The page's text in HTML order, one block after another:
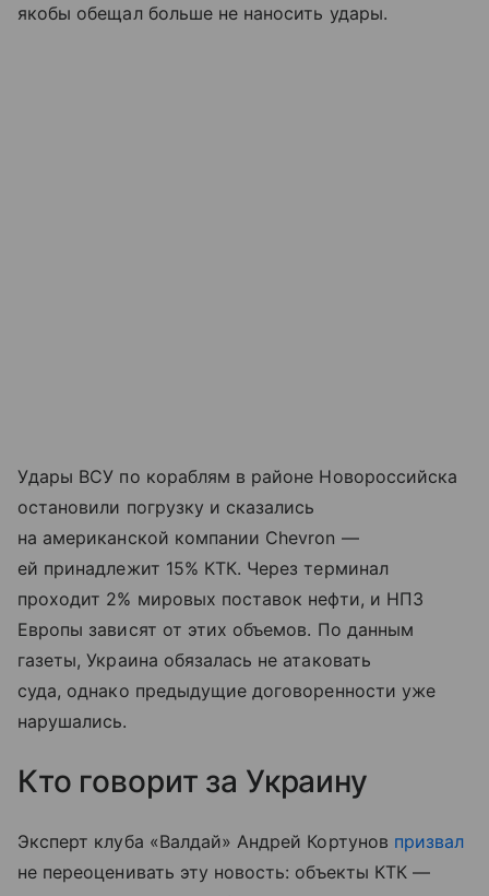
якобы обещал больше не наносить удары.
Удары ВСУ по кораблям в районе Новороссийска
остановили погрузку и сказались
на американской компании Chevron —
ей принадлежит 15% КТК. Через терминал
проходит 2% мировых поставок нефти, и НПЗ
Европы зависят от этих объемов. По данным
газеты, Украина обязалась не атаковать
суда, однако предыдущие договоренности уже
нарушались.
Кто говорит за Украину
Эксперт клуба «Валдай» Андрей Кортунов призвал
не переоценивать эту новость: объекты КТК —